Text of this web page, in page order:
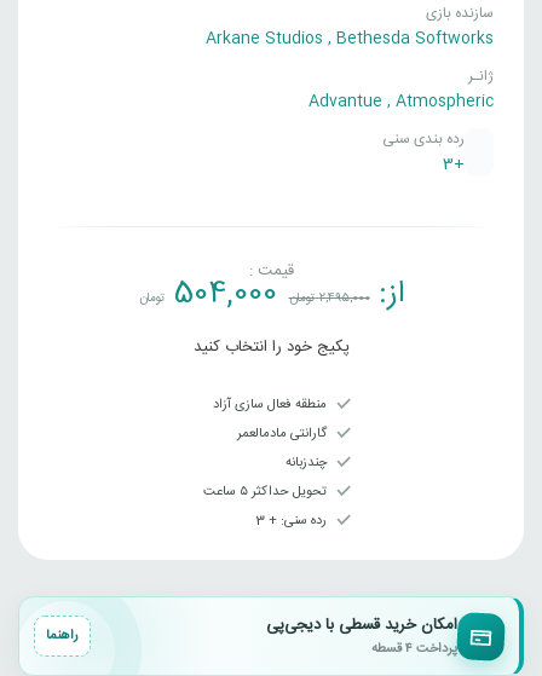
سازنده بازی
Arkane Studios , Bethesda Softworks
ژانـر
Advantue , Atmospheric
رده بندی سنی
+3
قیمت : از:2,495,000تومان 504,000 تومان
پکیج خود را انتخاب کنید
منطقه فعال سازی آزاد
گارانتی مادمالعمر
چندزبانه
تحویل حداکثر ۵ ساعت
رده سنی‌: + 3
امکان خرید قسطی با دیجی‌پی
پرداخت ۴ قسطه
راهنما